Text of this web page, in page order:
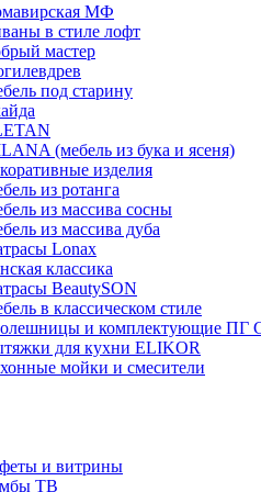
МФ
в стиле лофт
мастер
под старину
(мебель из бука и ясеня)
изделия
из ротанга
из массива сосны
из массива дуба
Lonax
классика
BeautySON
в классическом стиле
и комплектующие ПГ
для кухни ELIKOR
мойки и смесители
и витрины
ТВ